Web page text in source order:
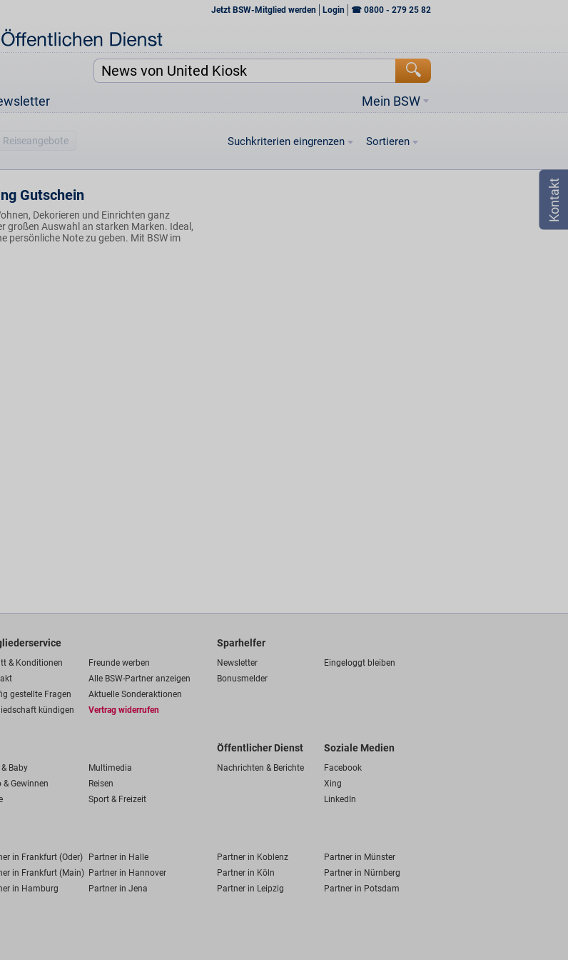
Jetzt BSW-Mitglied werden Login ☎ 0800 - 279 25 82
Mein BSW
Reiseangebote Suchkriterien eingrenzen Sortieren
Gutschein
Dekorieren und Einrichten ganz
großen Auswahl an starken Marken. Ideal,
persönliche Note zu geben. Mit BSW im
& Konditionen
Freunde werben
Alle BSW-Partner anzeigen
gestellte Fragen
Aktuelle Sonderaktionen
kündigen
Vertrag widerrufen
Sparhelfer
Newsletter
Eingeloggt bleiben
Bonusmelder
Baby
Multimedia
& Gewinnen
Reisen
Sport & Freizeit
Öffentlicher Dienst
Nachrichten & Berichte
Soziale Medien
Facebook
Xing
LinkedIn
in Frankfurt (Oder) Partner in Halle Partner in Koblenz
Partner in Münster
in Frankfurt (Main) Partner in Hannover Partner in Köln
Partner in Nürnberg
in Hamburg Partner in Jena Partner in Leipzig Partner in Potsdam